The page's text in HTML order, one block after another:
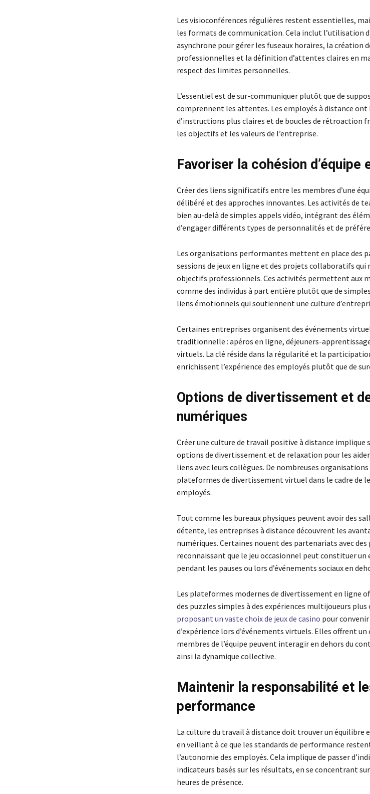
Les visioconférences régulières restent essentielles,
les formats de communication. Cela inclut l’utilisation
asynchrone pour gérer les fuseaux horaires, la création
professionnelles et la définition d’attentes claires en
respect des limites personnelles.
L’essentiel est de sur-communiquer plutôt que de
comprennent les attentes. Les employés à distance ont
d’instructions plus claires et de boucles de rétroaction
les objectifs et les valeurs de l’entreprise.
Favoriser la cohésion d’équipe
Créer des liens significatifs entre les membres d’une
délibéré et des approches innovantes. Les activités de
bien au-delà de simples appels vidéo, intégrant des
d’engager différents types de personnalités et de
Les organisations performantes mettent en place des
sessions de jeux en ligne et des projets collaboratifs
objectifs professionnels. Ces activités permettent aux
comme des individus à part entière plutôt que de
liens émotionnels qui soutiennent une culture
Certaines entreprises organisent des événements
traditionnelle : apéros en ligne, déjeuners-
virtuels. La clé réside dans la régularité et la
enrichissent l’expérience des employés plutôt que de
Options de divertissement et
numériques
Créer une culture de travail positive à distance implique
options de divertissement et de relaxation pour les
liens avec leurs collègues. De nombreuses
plateformes de divertissement virtuel dans le cadre de
employés.
Tout comme les bureaux physiques peuvent avoir des
détente, les entreprises à distance découvrent les
numériques. Certaines nouent des partenariats avec
reconnaissant que le jeu occasionnel peut constituer un
pendant les pauses ou lors d’événements sociaux en
Les plateformes modernes de divertissement en ligne
des puzzles simples à des expériences multijoueurs plus
proposant un vaste choix de jeux de casino pour
d’expérience lors d’événements virtuels. Elles offrent
membres de l’équipe peuvent interagir en dehors du
ainsi la dynamique collective.
Maintenir la responsabilité et
performance
La culture du travail à distance doit trouver un
en veillant à ce que les standards de performance
l’autonomie des employés. Cela implique de passer
indicateurs basés sur les résultats, en se concentrant
heures de présence.